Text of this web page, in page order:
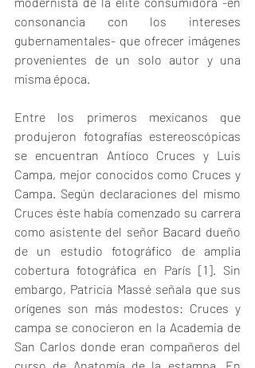
consonancia con los intereses
gubernamentales- que ofrecer imágenes
provenientes de un solo autor y una
misma época.
Entre los primeros mexicanos que
produjeron fotografías estereoscópicas
se encuentran Antíoco Cruces y Luis
Campa, mejor conocidos como Cruces y
Campa. Según declaraciones del mismo
Cruces éste había comenzado su carrera
como asistente del señor Bacard dueño
de un estudio fotográfico de amplia
cobertura fotográfica en París [1] . Sin
embargo, Patricia Massé señala que sus
orígenes son más modestos: Cruces y
campa se conocieron en la Academia de
San Carlos donde eran compañeros del